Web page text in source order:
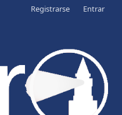
Registrarse Entrar